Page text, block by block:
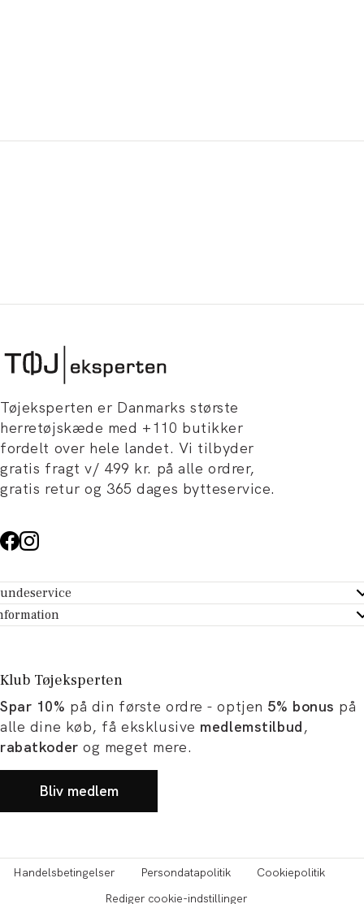
Tøjeksperten er Danmarks største
herretøjskæde med +110 butikker
fordelt over hele landet. Vi tilbyder
gratis fragt v/ 499 kr. på alle ordrer,
gratis retur og 365 dages bytteservice.
- Hjælpecenter
dit køb
Tøjeksperten
og artikler
og karriere
Klub Tøjeksperten
Spar 10% på din første ordre - optjen 5% bonus på
alle dine køb, få eksklusive medlemstilbud,
rabatkoder og meget mere.
Bliv medlem
Handelsbetingelser Persondatapolitik
Cookiepolitik
Rediger cookie-indstillinger